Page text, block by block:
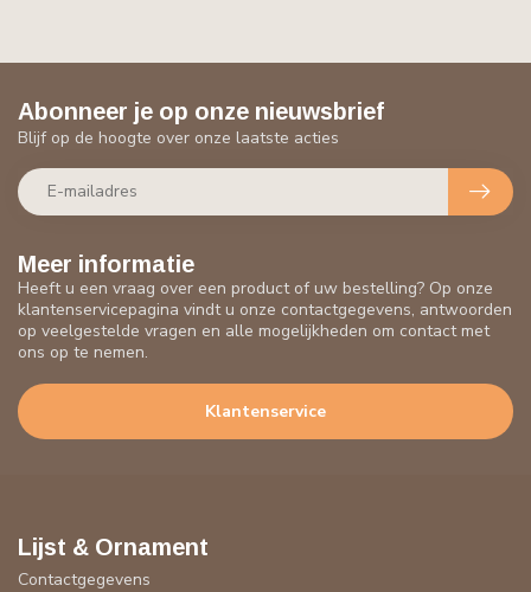
Meer informatie
Heeft u een vraag over een product of uw bestelling? Op onze
klantenservicepagina vindt u onze contactgegevens, antwoorden
op veelgestelde vragen en alle mogelijkheden om contact met
ons op te nemen.
Klantenservice
Abonneer je op onze nieuwsbrief
Blijf op de hoogte over onze laatste acties
Lijst & Ornament
Contactgegevens